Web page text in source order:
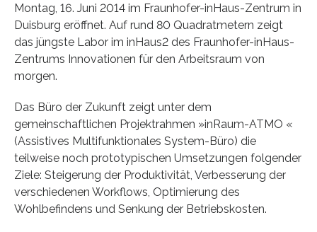
Montag, 16. Juni 2014 im Fraunhofer-inHaus-Zentrum in
Duisburg eröffnet. Auf rund 80 Quadratmetern zeigt
das jüngste Labor im inHaus2 des Fraunhofer-inHaus-
Zentrums Innovationen für den Arbeitsraum von
morgen.
Das Büro der Zukunft zeigt unter dem
gemeinschaftlichen Projektrahmen »inRaum-ATMO «
(Assistives Multifunktionales System-Büro) die
teilweise noch prototypischen Umsetzungen folgender
Ziele: Steigerung der Produktivität, Verbesserung der
verschiedenen Workflows, Optimierung des
Wohlbefindens und Senkung der Betriebskosten.